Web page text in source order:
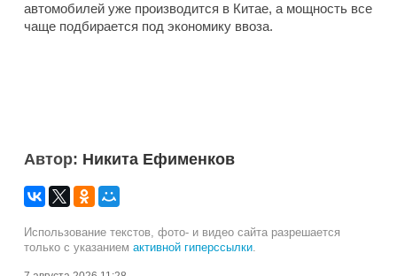
автомобилей уже производится в Китае, а мощность все
чаще подбирается под экономику ввоза.
Автор: Никита Ефименков
Использование текстов, фото- и видео сайта разрешается
только с указанием активной гиперссылки.